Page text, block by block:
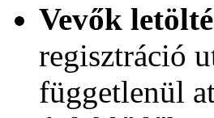
Vevők
regisztráció
függetlenül